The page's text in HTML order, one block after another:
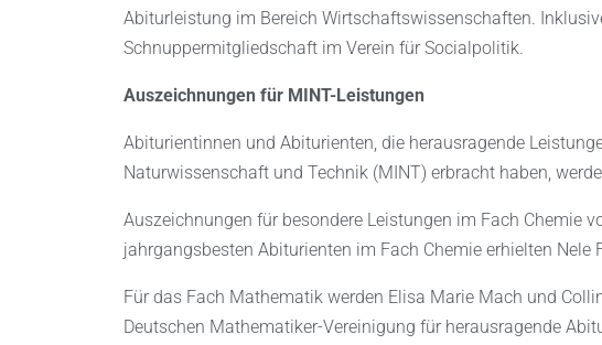
Abiturleistung im Bereich Wirtschaftswissenschaften.
Schnuppermitgliedschaft im Verein für Socialpolitik.
Auszeichnungen für MINT-Leistungen
Abiturientinnen und Abiturienten, die herausragende
Naturwissenschaft und Technik (MINT) erbracht haben,
Auszeichnungen für besondere Leistungen im Fach Chemie
jahrgangsbesten Abiturienten im Fach Chemie erhielten Nele
Für das Fach Mathematik werden Elisa Marie Mach und
Deutschen Mathematiker-Vereinigung für herausragende